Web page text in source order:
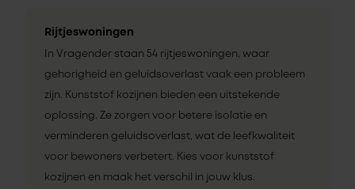
Rijtjeswoningen
In Vragender staan 54 rijtjeswoningen, waar
gehorigheid en geluidsoverlast vaak een probleem
zijn. Kunststof kozijnen bieden een uitstekende
oplossing. Ze zorgen voor betere isolatie en
verminderen geluidsoverlast, wat de leefkwaliteit
voor bewoners verbetert. Kies voor kunststof
kozijnen en maak het verschil in jouw klus.